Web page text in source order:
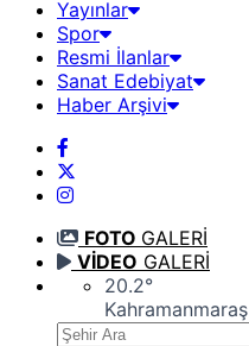
Yayınlar
Spor
Resmi İlanlar
Sanat Edebiyat
Haber Arşivi
FOTO GALERİ
VİDEO GALERİ
20.2°
Kahramanmaraş